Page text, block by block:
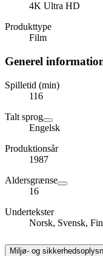
4K Ultra HD
Produkttype
Film
Generel
Spilletid (min)
116
Talt sprog
Engelsk
Produktionsår
1987
Aldersgrænse
16
Undertekster
Norsk, Svensk,
Miljø- og